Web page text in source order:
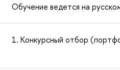
Обучение ведется на
Конкурсный отбор